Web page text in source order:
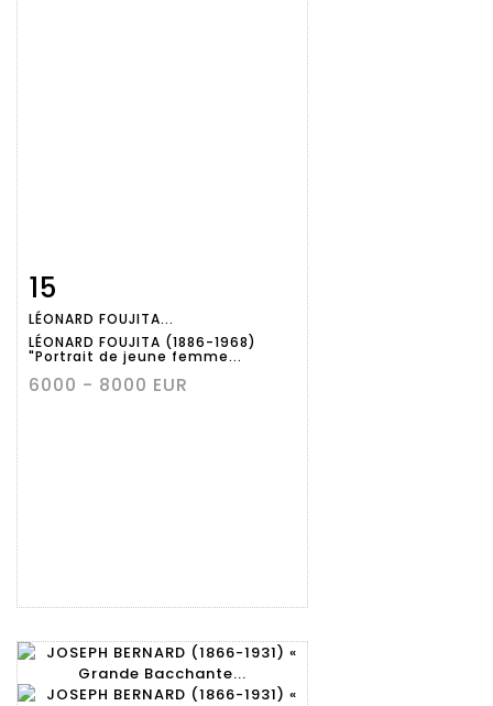
détaillée
15
LÉONARD FOUJITA...
LÉONARD FOUJITA (1886-1968)
"Portrait de jeune femme...
6000 - 8000 EUR